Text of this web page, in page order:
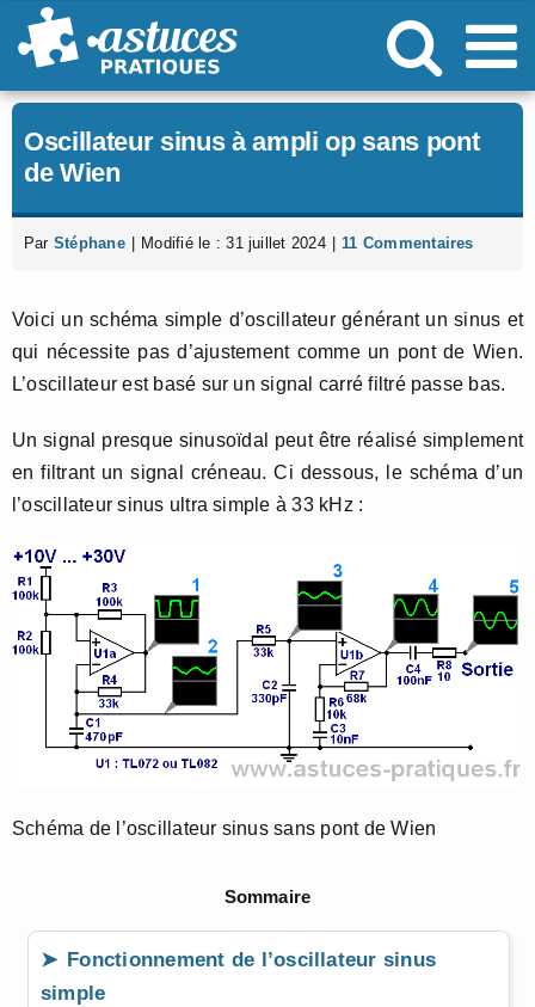
Passer
au
Oscillateur sinus à ampli op sans pont
de Wien
Par Stéphane Modifié le : 31 juillet 2024 11 Commentaires
Voici un schéma simple d’oscillateur générant un sinus et
qui nécessite pas d’ajustement comme un pont de Wien.
L’oscillateur est basé sur un signal carré filtré passe bas.
Un signal presque sinusoïdal peut être réalisé simplement
en filtrant un signal créneau. Ci dessous, le schéma d’un
l’oscillateur sinus ultra simple à 33 kHz :
Schéma de l’oscillateur sinus sans pont de Wien
Sommaire
Fonctionnement de l’oscillateur sinus
simple